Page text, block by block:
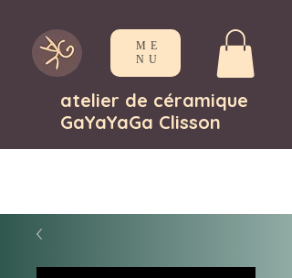
ME
NU
atelier de céramique
GaYaYaGa Clisson